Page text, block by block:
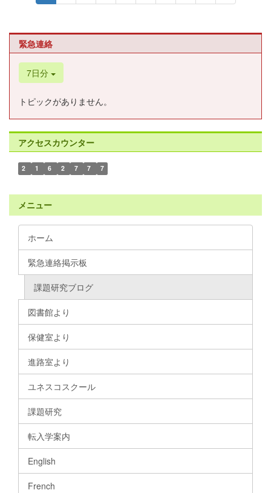
緊急連絡
7日分
トピックがありません。
アクセスカウンター
2 1 6 2 7 7 7
メニュー
ホーム
緊急連絡掲示板
課題研究ブログ
図書館より
保健室より
進路室より
ユネスコスクール
課題研究
転入学案内
English
French